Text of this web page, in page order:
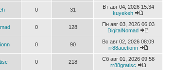
0 31
Вт авг 04, 2026 15:34
kuyekeh
0 128
Пн авг 03, 2026 06:03
DigitalNomad
0 90
Вс авг 02, 2026 08:09
rr88auctionn
0 218
Сб авг 01, 2026 09:58
rr88gratisc